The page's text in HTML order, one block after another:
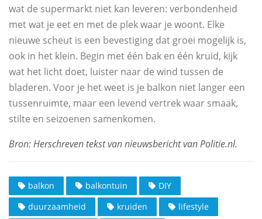
wat de supermarkt niet kan leveren: verbondenheid
met wat je eet en met de plek waar je woont. Elke
nieuwe scheut is een bevestiging dat groei mogelijk is,
ook in het klein. Begin met één bak en één kruid, kijk
wat het licht doet, luister naar de wind tussen de
bladeren. Voor je het weet is je balkon niet langer een
tussenruimte, maar een levend vertrek waar smaak,
stilte en seizoenen samenkomen.
balkon balkontuin
DIY
duurzaamheid
kruiden
lifestyle